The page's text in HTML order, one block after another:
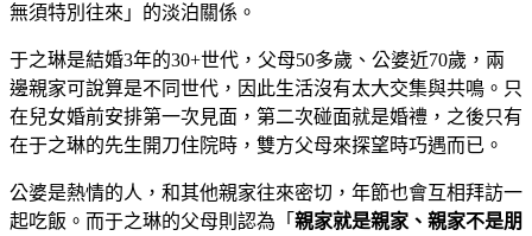
無須特別往來」的淡泊關係。
于之琳是結婚3年的30+世代，父母50多歲、公婆近70歲，兩
邊親家可說算是不同世代，因此生活沒有太大交集與共鳴。只
在兒女婚前安排第一次見面，第二次碰面就是婚禮，之後只有
在于之琳的先生開刀住院時，雙方父母來探望時巧遇而已。
公婆是熱情的人，和其他親家往來密切，年節也會互相拜訪一
起吃飯。而于之琳的父母則認為「 親家就是親家、親家不是朋